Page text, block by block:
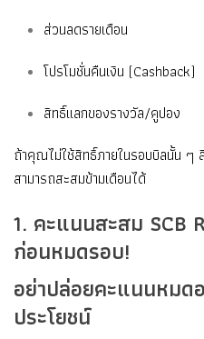
ส่วนลดรายเดือน
โปรโมชั่นคืนเงิน (Cashback)
สิทธิ์แลกของรางวัล/คูปอง
ถ้าคุณไม่ใช้สิทธิ์ภายในรอบบิลนั้น ๆ
สามารถสะสมข้ามเดือนได้
1. คะแนนสะสม SCB
ก่อนหมดรอบ!
อย่าปล่อยคะแนนหมด
ประโยชน์